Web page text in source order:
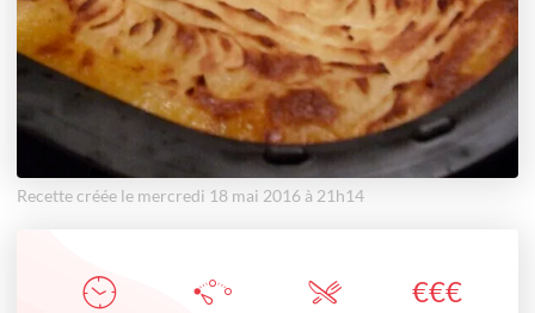
Recette créée le mercredi 18 mai 2016 à 21h14
€€€